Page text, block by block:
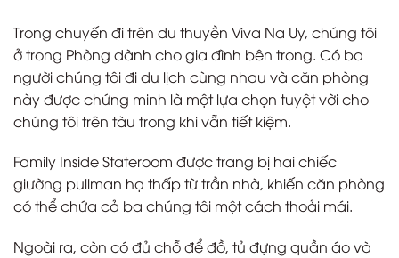
Trong chuyến đi trên du thuyền Viva Na Uy, chúng tôi
ở trong Phòng dành cho gia đình bên trong. Có ba
người chúng tôi đi du lịch cùng nhau và căn phòng
này được chứng minh là một lựa chọn tuyệt vời cho
chúng tôi trên tàu trong khi vẫn tiết kiệm.
Family Inside Stateroom được trang bị hai chiếc
giường pullman hạ thấp từ trần nhà, khiến căn phòng
có thể chứa cả ba chúng tôi một cách thoải mái.
Ngoài ra, còn có đủ chỗ để đồ, tủ đựng quần áo và